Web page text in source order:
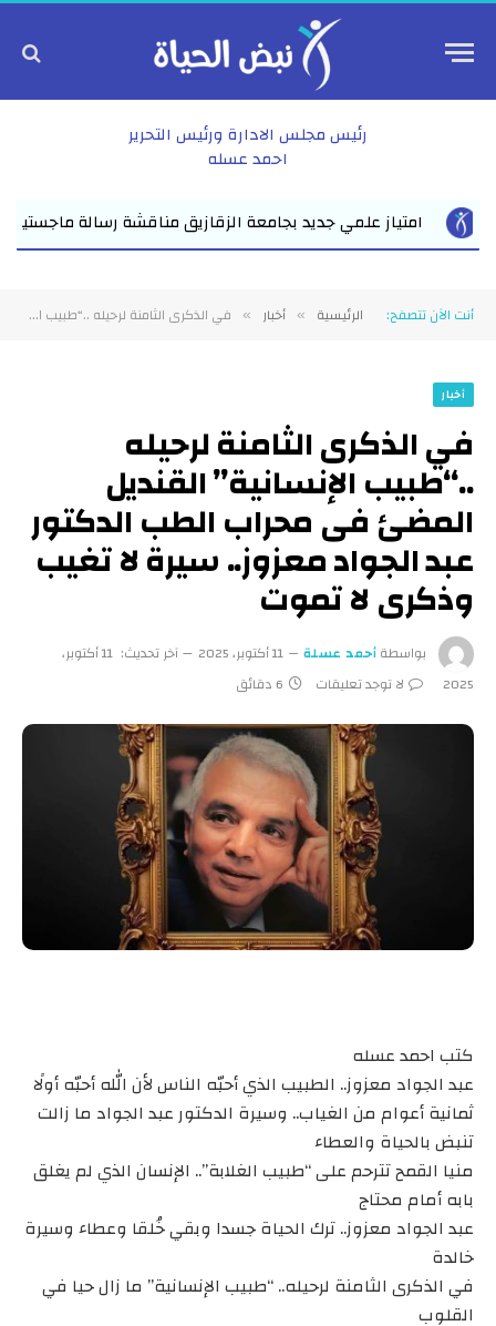
رئيس مجلس الادارة ورئيس التحرير
احمد عسله
رسالة ماجستير للباحث عمرو عبد المنعم الأعصر حول «الإمام
أنت الآن تتصفح: الرئيسية » أخبار » في الذكرى الثامنة لرحيله ..“طبيب الإنسانية” القنديل المضئ فى محراب الطب الدكتور عبد الجواد معزوز.. سيرة لا تغيب وذكرى لا تموت
أخبار
في الذكرى الثامنة لرحيله
..“طبيب الإنسانية” القنديل
المضئ فى محراب الطب الدكتور
عبد الجواد معزوز.. سيرة لا تغيب
وذكرى لا تموت
بواسطةأحمد عسلة 11 أكتوبر، 2025 آخر تحديث:
11 أكتوبر،
2025
لا توجد تعليقات 6 دقائق
كتب احمد عسله
عبد الجواد معزوز.. الطبيب الذي أحبّه الناس لأن الله أحبّه أولًا
ثمانية أعوام من الغياب.. وسيرة الدكتور عبد الجواد ما زالت
تنبض بالحياة والعطاء
منيا القمح تترحم على “طبيب الغلابة”.. الإنسان الذي لم يغلق
بابه أمام محتاج
عبد الجواد معزوز.. ترك الحياة جسدا وبقي خُلقا وعطاء وسيرة
خالدة
في الذكرى الثامنة لرحيله.. “طبيب الإنسانية” ما زال حيا في
القلوب